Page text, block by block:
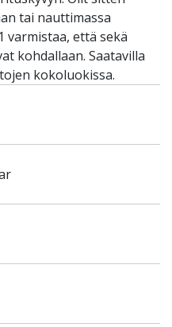
tai nauttimassa
varmistaa, että sekä
kohdallaan. Saatavilla
kokoluokissa.